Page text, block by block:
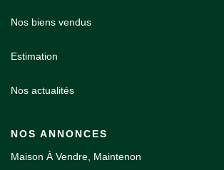
Nos biens vendus
Estimation
Nos actualités
NOS ANNONCES
Maison À Vendre, Maintenon